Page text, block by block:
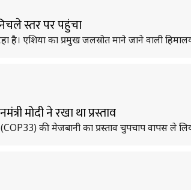
स्तर पर पहुंचा
एशिया का प्रमुख जलस्रोत माने जाने वाली
मोदी ने रखा था प्रस्ताव
की मेजबानी का प्रस्ताव चुपचाप वापस ले